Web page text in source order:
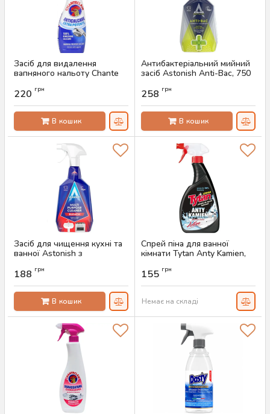
Засіб для видалення
вапняного нальоту Chante
Potente, 625 мл
Артикул:AS-00059
220 грн
В кошик
Антибактеріальний мийний
засіб Astonish Anti-Bac, 750
Артикул:
258 грн
В кошик
Засіб для чищення кухні та
ванної Astonish з
відбілювачем, 750 мл
Артикул:
188 грн
В кошик
Спрей піна для ванної
кімнати Tytan Anty Kamien,
Артикул:
155 грн
Немає на складі